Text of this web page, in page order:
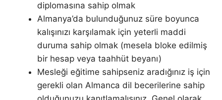
diplomasına sahip olmak
Almanya’da bulunduğunuz süre boyunca
kalışınızı karşılamak için yeterli maddi
duruma sahip olmak (mesela bloke edilmiş
bir hesap veya taahhüt beyanı)
Mesleği eğitime sahipseniz aradığınız iş için
gerekli olan Almanca dil becerilerine sahip